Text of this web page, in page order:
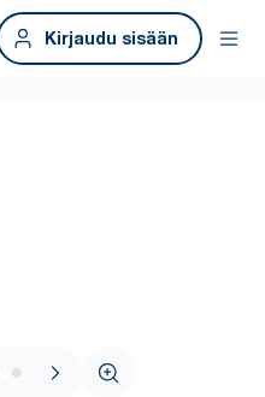
Kirjaudu sisään